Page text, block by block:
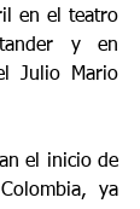
en el teatro
y en
Julio Mario
el inicio de
ya